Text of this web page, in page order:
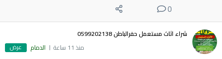
0
شراء اثاث مستعمل حفرالباطن 0599202138
منذ 11 ساعة
الدمام عرض